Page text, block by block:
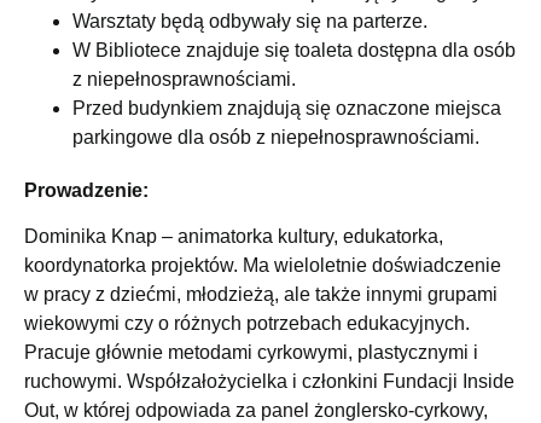
Warsztaty będą odbywały się na parterze.
W Bibliotece znajduje się toaleta dostępna dla osób
z niepełnosprawnościami.
Przed budynkiem znajdują się oznaczone miejsca
parkingowe dla osób z niepełnosprawnościami.
Prowadzenie:
Dominika Knap – animatorka kultury, edukatorka,
koordynatorka projektów. Ma wieloletnie doświadczenie
w pracy z dziećmi, młodzieżą, ale także innymi grupami
wiekowymi czy o różnych potrzebach edukacyjnych.
Pracuje głównie metodami cyrkowymi, plastycznymi i
ruchowymi. Współzałożycielka i członkini Fundacji Inside
Out, w której odpowiada za panel żonglersko-cyrkowy,